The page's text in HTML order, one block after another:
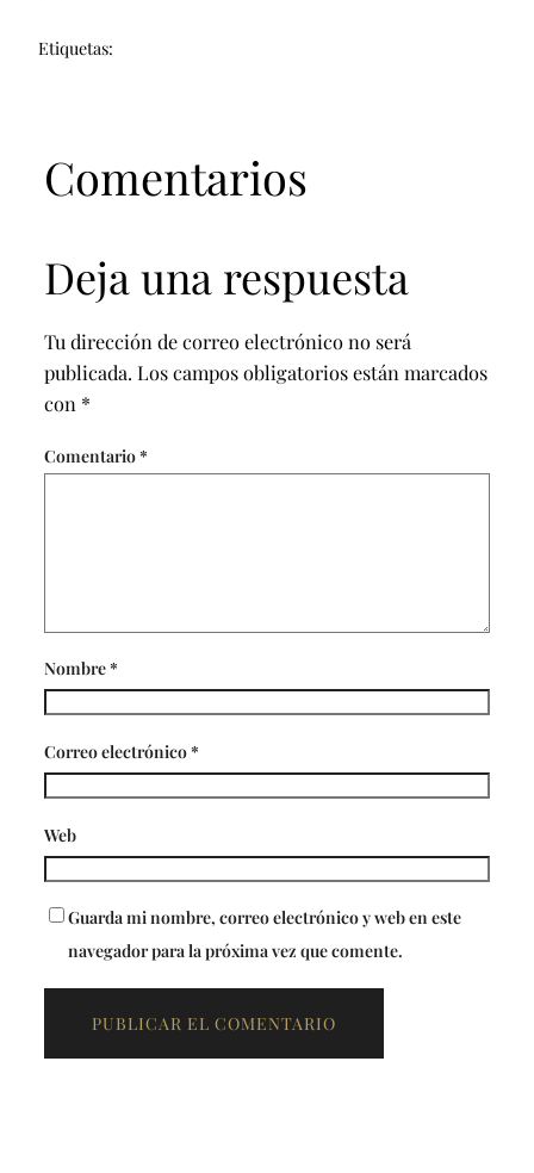
Etiquetas:
Comentarios
Deja una respuesta
Tu dirección de correo electrónico no será
publicada. Los campos obligatorios están marcados
con *
Comentario*
Nombre*
Correo electrónico*
Web
Guarda mi nombre, correo electrónico y web en este
navegador para la próxima vez que comente.